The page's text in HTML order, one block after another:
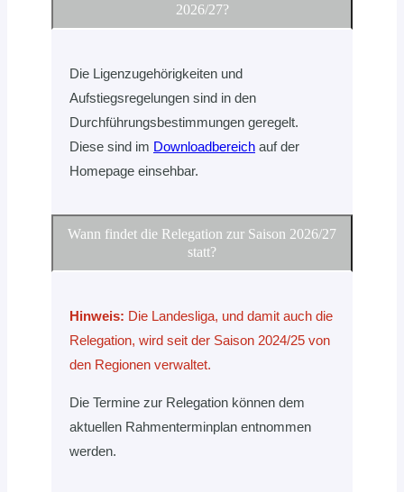
2026/27?
Die Ligenzugehörigkeiten und
Aufstiegsregelungen sind in den
Durchführungsbestimmungen geregelt.
Diese sind im Downloadbereich auf der
Homepage einsehbar.
Wann findet die Relegation zur Saison 2026/27
statt?
Hinweis: Die Landesliga, und damit auch die
Relegation, wird seit der Saison 2024/25 von
den Regionen verwaltet.
Die Termine zur Relegation können dem
aktuellen Rahmenterminplan entnommen
werden.